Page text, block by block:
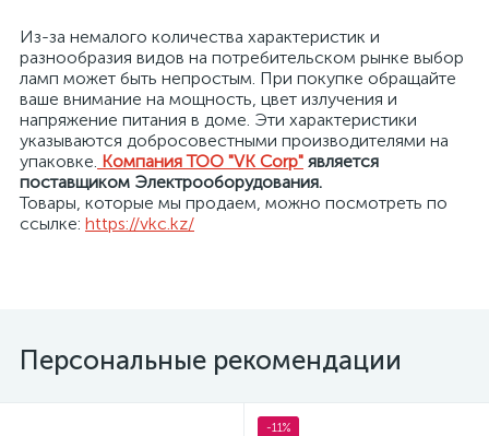
Из-за немалого количества характеристик и
разнообразия видов на потребительском рынке выбор
ламп может быть непростым. При покупке обращайте
ваше внимание на мощность, цвет излучения и
напряжение питания в доме. Эти характеристики
указываются добросовестными производителями на
упаковке. Компания ТОО "VK Corp" является
поставщиком Электрооборудования.
Товары, которые мы продаем, можно посмотреть по
ссылке: https://vkc.kz/
Персональные рекомендации
-11%